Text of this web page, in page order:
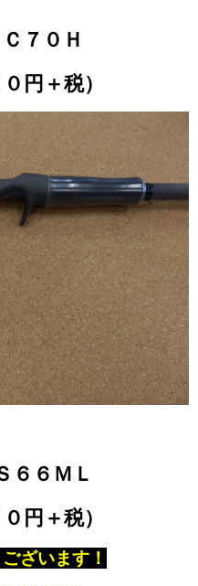
７０Ｈ
円＋税）
６ＭＬ
円＋税）
ざいます！